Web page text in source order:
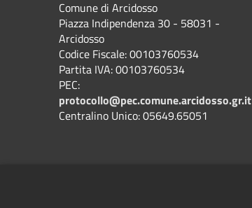
Comune di Arcidosso
Piazza Indipendenza 30 - 58031 -
Arcidosso
Codice Fiscale: 00103760534
Partita IVA: 00103760534
PEC:
protocollo@pec.comune.arcidosso.gr.it
Centralino Unico: 05649.65051